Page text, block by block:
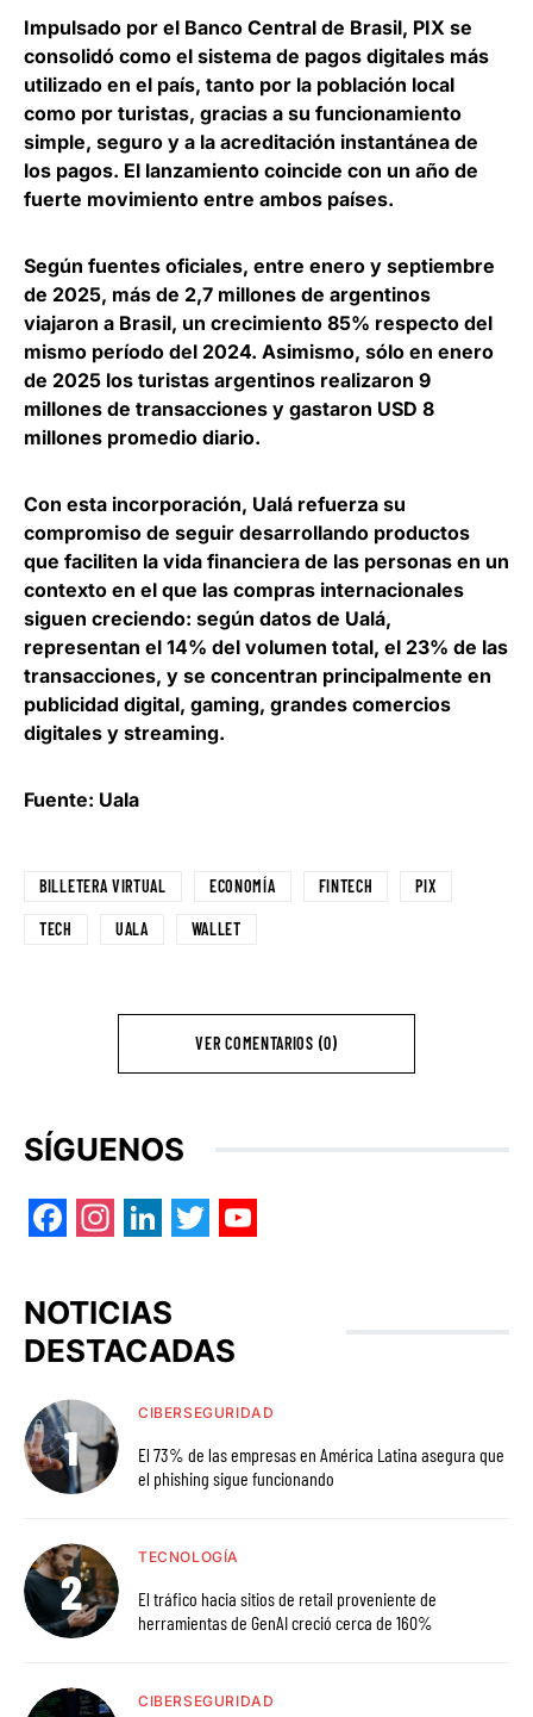
Impulsado por el Banco Central de Brasil, PIX se
consolidó como el sistema de pagos digitales más
utilizado en el país, tanto por la población local
como por turistas, gracias a su funcionamiento
simple, seguro y a la acreditación instantánea de
los pagos. El lanzamiento coincide con un año de
fuerte movimiento entre ambos países.
Según fuentes oficiales, entre enero y septiembre
de 2025, más de 2,7 millones de argentinos
viajaron a Brasil, un crecimiento 85% respecto del
mismo período del 2024. Asimismo, sólo en enero
de 2025 los turistas argentinos realizaron 9
millones de transacciones y gastaron USD 8
millones promedio diario.
Con esta incorporación, Ualá refuerza su
compromiso de seguir desarrollando productos
que faciliten la vida financiera de las personas en un
contexto en el que las compras internacionales
siguen creciendo: según datos de Ualá,
representan el 14% del volumen total, el 23% de las
transacciones, y se concentran principalmente en
publicidad digital, gaming, grandes comercios
digitales y streaming.
Fuente: Uala
BILLETERA VIRTUAL ECONOMÍA FINTECH PIX
TECH UALA WALLET
VER COMENTARIOS (0)
SÍGUENOS
NOTICIAS
DESTACADAS
CIBERSEGURIDAD
El 73% de las empresas en América Latina asegura que
el phishing sigue funcionando
TECNOLOGÍA
El tráfico hacia sitios de retail proveniente de
herramientas de GenAI creció cerca de 160%
CIBERSEGURIDAD